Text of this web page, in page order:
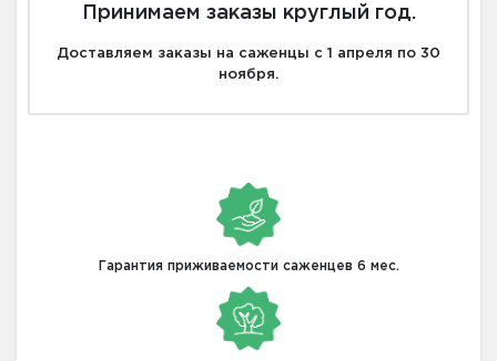
Принимаем заказы круглый год.
Доставляем заказы на саженцы с 1 апреля по 30
ноября.
Гарантия приживаемости саженцев 6 мес.